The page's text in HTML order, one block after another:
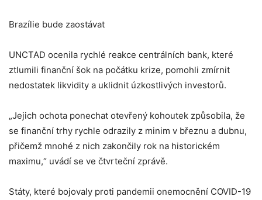
Brazílie bude zaostávat
UNCTAD ocenila rychlé reakce centrálních bank, které
ztlumili finanční šok na počátku krize, pomohli zmírnit
nedostatek likvidity a uklidnit úzkostlivých investorů.
„Jejich ochota ponechat otevřený kohoutek způsobila, že
se finanční trhy rychle odrazily z minim v březnu a dubnu,
přičemž mnohé z nich zakončily rok na historickém
maximu,“ uvádí se ve čtvrteční zprávě.
Státy, které bojovaly proti pandemii onemocnění COVID-19